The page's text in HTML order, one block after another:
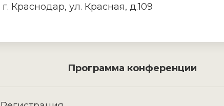
г. Краснодар, ул. Красная, д.109
Программа конференции